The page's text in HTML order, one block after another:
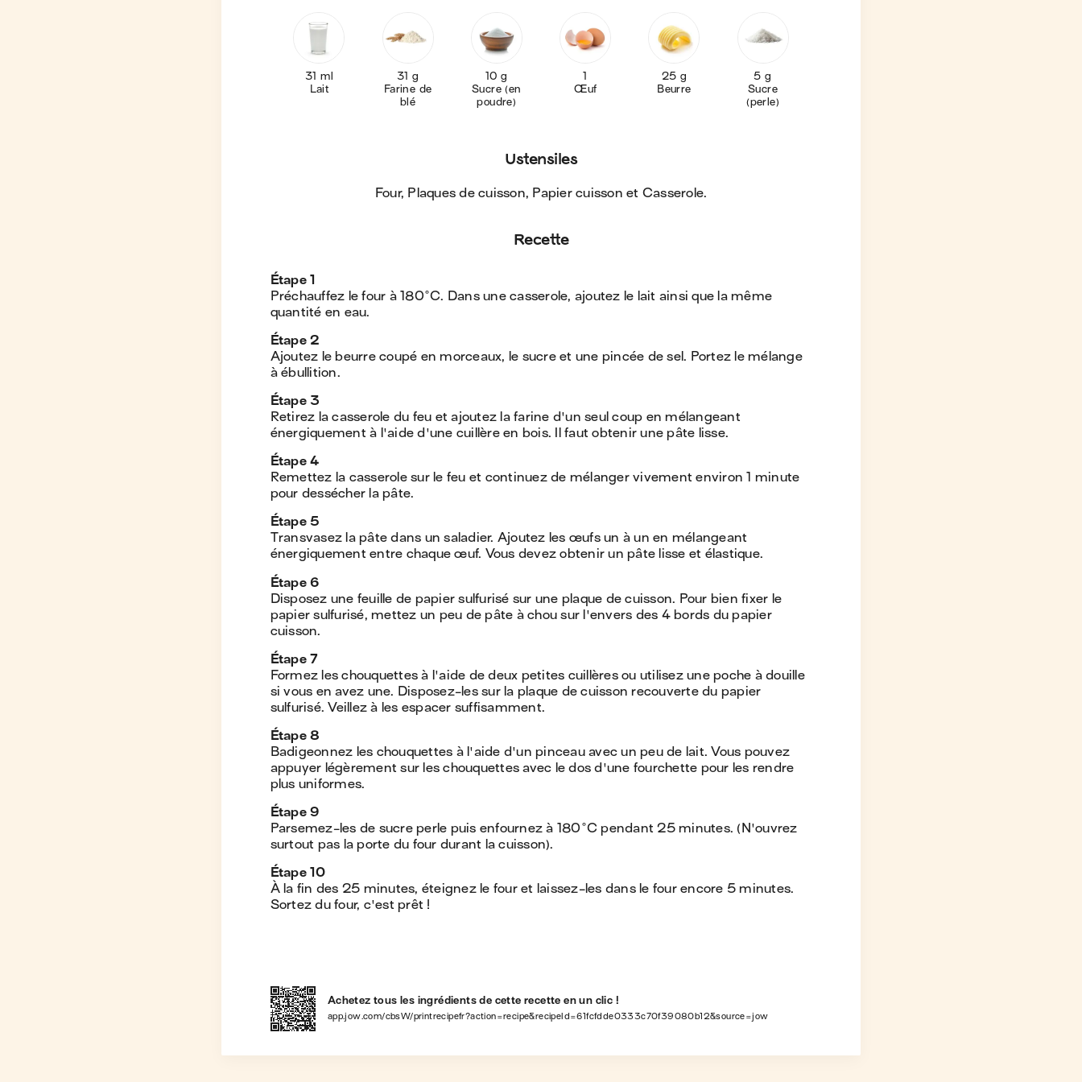
31 ml
Lait
31 g
Farine de
blé
10 g
Sucre (en
poudre)
1
Œuf
25 g
Beurre
5 g
Sucre
(perle)
Ustensiles
Four, Plaques de cuisson, Papier cuisson et Casserole.
Recette
Étape 1
Préchauffez le four à 180°C. Dans une casserole, ajoutez le lait ainsi que la même
quantité en eau.
Étape 2
Ajoutez le beurre coupé en morceaux, le sucre et une pincée de sel. Portez le mélange
à ébullition.
Étape 3
Retirez la casserole du feu et ajoutez la farine d'un seul coup en mélangeant
énergiquement à l'aide d'une cuillère en bois. Il faut obtenir une pâte lisse.
Étape 4
Remettez la casserole sur le feu et continuez de mélanger vivement environ 1 minute
pour dessécher la pâte.
Étape 5
Transvasez la pâte dans un saladier. Ajoutez les œufs un à un en mélangeant
énergiquement entre chaque œuf. Vous devez obtenir un pâte lisse et élastique.
Étape 6
Disposez une feuille de papier sulfurisé sur une plaque de cuisson. Pour bien fixer le
papier sulfurisé, mettez un peu de pâte à chou sur l'envers des 4 bords du papier
cuisson.
Étape 7
Formez les chouquettes à l'aide de deux petites cuillères ou utilisez une poche à douille
si vous en avez une. Disposez-les sur la plaque de cuisson recouverte du papier
sulfurisé. Veillez à les espacer suffisamment.
Étape 8
Badigeonnez les chouquettes à l'aide d'un pinceau avec un peu de lait. Vous pouvez
appuyer légèrement sur les chouquettes avec le dos d'une fourchette pour les rendre
plus uniformes.
Étape 9
Parsemez-les de sucre perle puis enfournez à 180°C pendant 25 minutes. (N'ouvrez
surtout pas la porte du four durant la cuisson).
Étape 10
À la fin des 25 minutes, éteignez le four et laissez-les dans le four encore 5 minutes.
Sortez du four, c'est prêt !
Achetez tous les ingrédients de cette recette en un clic !
app.jow.com/cbsW/printrecipefr?action=recipe&recipeId=61fcfdde0333c70f39080b12&source=jow